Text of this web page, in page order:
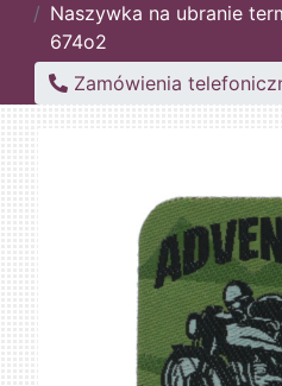
Naszywka na ubranie
674o2
Zamówienia